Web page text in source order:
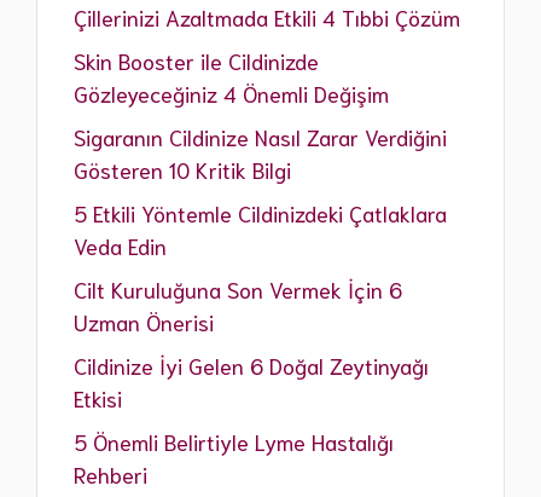
Çillerinizi Azaltmada Etkili 4 Tıbbi Çözüm
Skin Booster ile Cildinizde
Gözleyeceğiniz 4 Önemli Değişim
Sigaranın Cildinize Nasıl Zarar Verdiğini
Gösteren 10 Kritik Bilgi
5 Etkili Yöntemle Cildinizdeki Çatlaklara
Veda Edin
Cilt Kuruluğuna Son Vermek İçin 6
Uzman Önerisi
Cildinize İyi Gelen 6 Doğal Zeytinyağı
Etkisi
5 Önemli Belirtiyle Lyme Hastalığı
Rehberi